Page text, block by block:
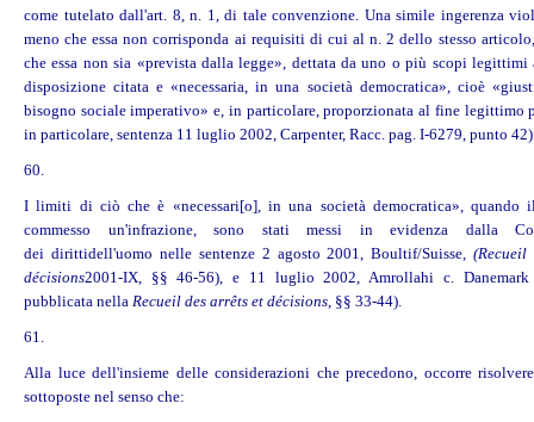
come tutelato dall'art. 8, n. 1, di tale convenzione. Una simile ingerenza
meno che essa non corrisponda ai requisiti di cui al n. 2 dello stesso
che essa non sia «prevista dalla legge», dettata da uno o più scopi legittimi
disposizione citata e «necessaria, in una società democratica», cioè
bisogno sociale imperativo» e, in particolare, proporzionata al fine legittimo
in particolare, sentenza 11 luglio 2002, Carpenter, Racc. pag. I-6279, punto
60.
I limiti di ciò che è «necessari[o], in una società democratica», quando
commesso un'infrazione, sono stati messi in evidenza dalla
dei dirittidell'uomo nelle sentenze 2 agosto 2001, Boultif/Suisse,(Recueil
décisions2001-IX, §§ 46-56), e 11 luglio 2002, Amrollahi c. Danemark
pubblicata nella Recueil des arrêts et décisions, §§ 33-44).
61.
Alla luce dell'insieme delle considerazioni che precedono, occorre
sottoposte nel senso che: